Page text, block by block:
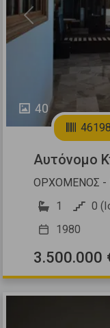
40
Previous
Αυτόνομο
ΟΡΧΟΜΕΝΟΣ -
1
0
1980
3.500.000